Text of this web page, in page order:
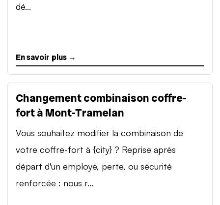
dé...
En savoir plus →
Changement combinaison coffre-
fort à Mont-Tramelan
Vous souhaitez modifier la combinaison de
votre coffre-fort à {city} ? Reprise après
départ d'un employé, perte, ou sécurité
renforcée : nous r...